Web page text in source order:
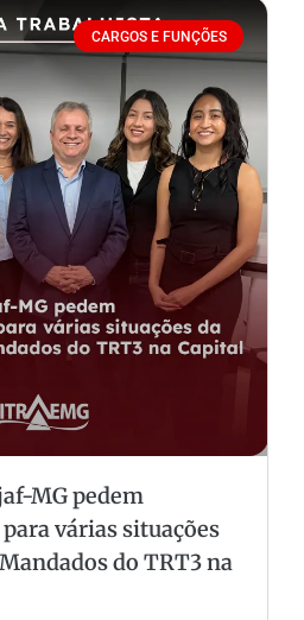
CARGOS E FUNÇÕES
MG pedem
várias situações
do TRT3 na